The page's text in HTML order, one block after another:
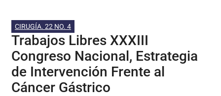
CIRUGÍA. 22 NO. 4
Trabajos Libres XXXIII
Congreso Nacional, Estrategia
de Intervención Frente al
Cáncer Gástrico